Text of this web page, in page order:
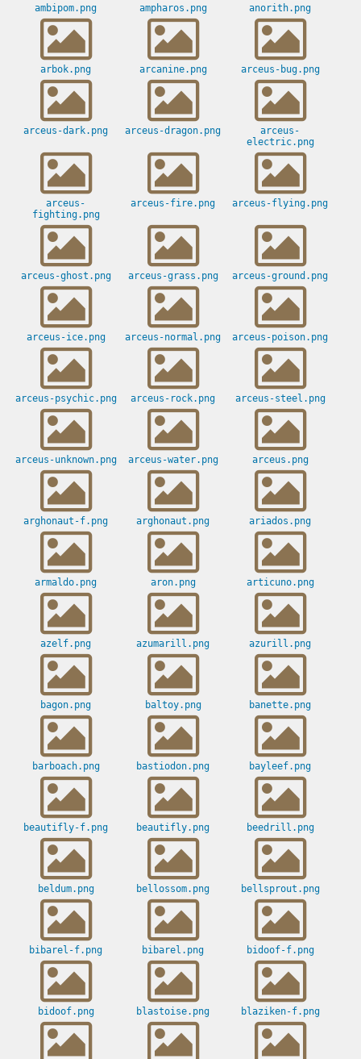
ambipom.png ampharos.png anorith.png
arbok.png arcanine.png arceus-bug.png
arceus-dark.png arceus-dragon.png
arceus-
electric.png
arceus-
fighting.png
arceus-fire.png arceus-flying.png
arceus-ghost.png arceus-grass.png arceus-ground.png
arceus-ice.png arceus-normal.png arceus-poison.png
arceus-psychic.png arceus-rock.png arceus-steel.png
arceus-unknown.png arceus-water.png arceus.png
arghonaut-f.png arghonaut.png ariados.png
armaldo.png aron.png articuno.png
azelf.png azumarill.png azurill.png
bagon.png baltoy.png banette.png
barboach.png bastiodon.png bayleef.png
beautifly-f.png beautifly.png beedrill.png
beldum.png bellossom.png bellsprout.png
bibarel-f.png bibarel.png bidoof-f.png
bidoof.png blastoise.png blaziken-f.png